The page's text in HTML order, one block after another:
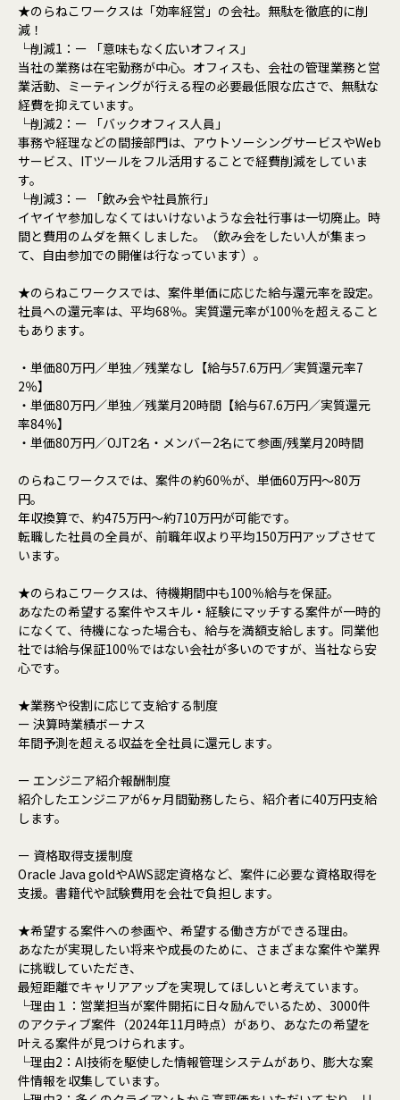
★のらねこワークスは「効率経営」の会社。無駄を徹底的に削
減！
└削減1：ー 「意味もなく広いオフィス」
当社の業務は在宅勤務が中心。オフィスも、会社の管理業務と営
業活動、ミーティングが行える程の必要最低限な広さで、無駄な
経費を抑えています。
└削減2：ー 「バックオフィス人員」
事務や経理などの間接部門は、アウトソーシングサービスやWeb
サービス、ITツールをフル活用することで経費削減をしていま
す。
└削減3：ー 「飲み会や社員旅行」
イヤイヤ参加しなくてはいけないような会社行事は一切廃止。時
間と費用のムダを無くしました。（飲み会をしたい人が集まっ
て、自由参加での開催は行なっています）。
★のらねこワークスでは、案件単価に応じた給与還元率を設定。
社員への還元率は、平均68％。実質還元率が100％を超えること
もあります。
・単価80万円／単独／残業なし【給与57.6万円／実質還元率7
2％】
・単価80万円／単独／残業月20時間【給与67.6万円／実質還元
率84％】
・単価80万円／OJT2名・メンバー2名にて参画/残業月20時間
のらねこワークスでは、案件の約60％が、単価60万円〜80万
円。
年収換算で、約475万円〜約710万円が可能です。
転職した社員の全員が、前職年収より平均150万円アップさせて
います。
★のらねこワークスは、待機期間中も100％給与を保証。
あなたの希望する案件やスキル・経験にマッチする案件が一時的
になくて、待機になった場合も、給与を満額支給します。同業他
社では給与保証100％ではない会社が多いのですが、当社なら安
心です。
★業務や役割に応じて支給する制度
ー 決算時業績ボーナス
年間予測を超える収益を全社員に還元します。
ー エンジニア紹介報酬制度
紹介したエンジニアが6ヶ月間勤務したら、紹介者に40万円支給
します。
ー 資格取得支援制度
Oracle Java goldやAWS認定資格など、案件に必要な資格取得を
支援。書籍代や試験費用を会社で負担します。
★希望する案件への参画や、希望する働き方ができる理由。
あなたが実現したい将来や成長のために、さまざまな案件や業界
に挑戦していただき、
最短距離でキャリアアップを実現してほしいと考えています。
└理由１：営業担当が案件開拓に日々励んでいるため、3000件
のアクティブ案件（2024年11月時点）があり、あなたの希望を
叶える案件が見つけられます。
└理由2：AI技術を駆使した情報管理システムがあり、膨大な案
件情報を収集しています。